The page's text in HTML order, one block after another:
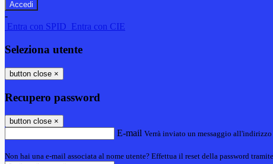
-
Entra con SPID Entra con CIE
Seleziona utente
button close ×
Recupero password
button close ×
E-mail Verrà inviato un messaggio
Non hai una e-mail associata al nome utente? Effettua il reset della password